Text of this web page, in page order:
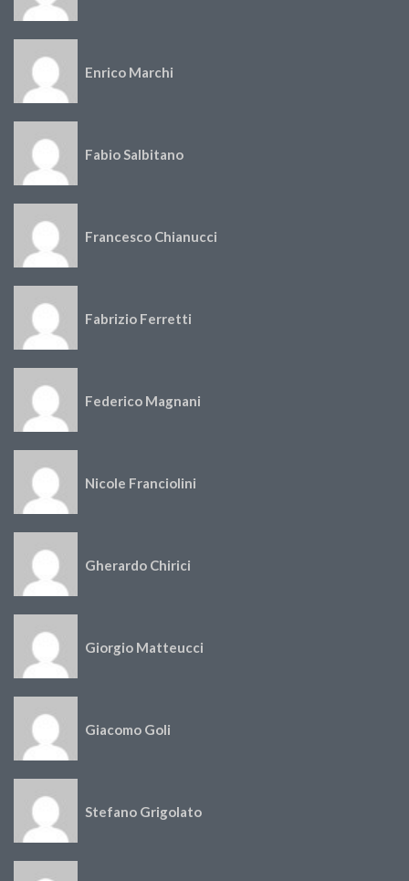
Enrico Marchi
Fabio Salbitano
Francesco Chianucci
Fabrizio Ferretti
Federico Magnani
Nicole Franciolini
Gherardo Chirici
Giorgio Matteucci
Giacomo Goli
Stefano Grigolato